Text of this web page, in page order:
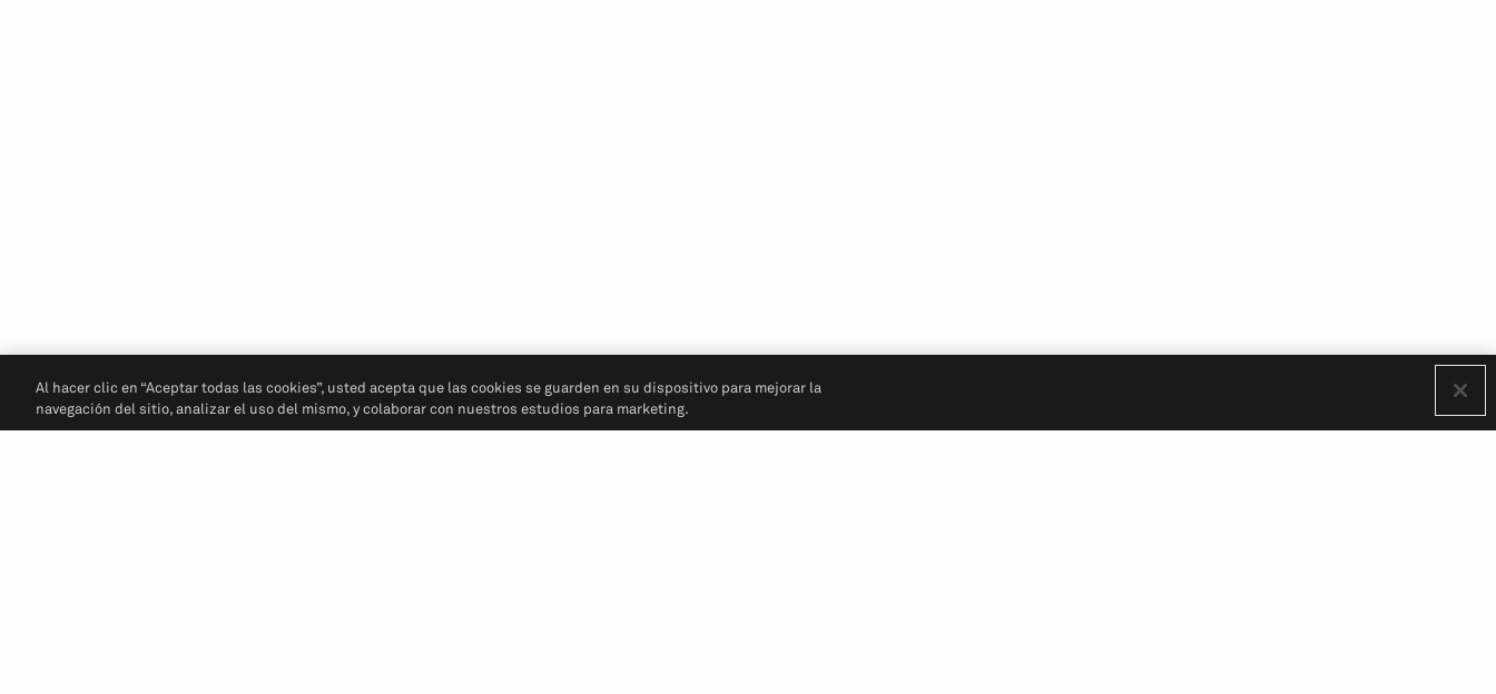
Al hacer clic en “Aceptar todas las cookies”, usted acepta que las cookies se guarden en su dispositivo para mejorar la
navegación del sitio, analizar el uso del mismo, y colaborar con nuestros estudios para marketing.